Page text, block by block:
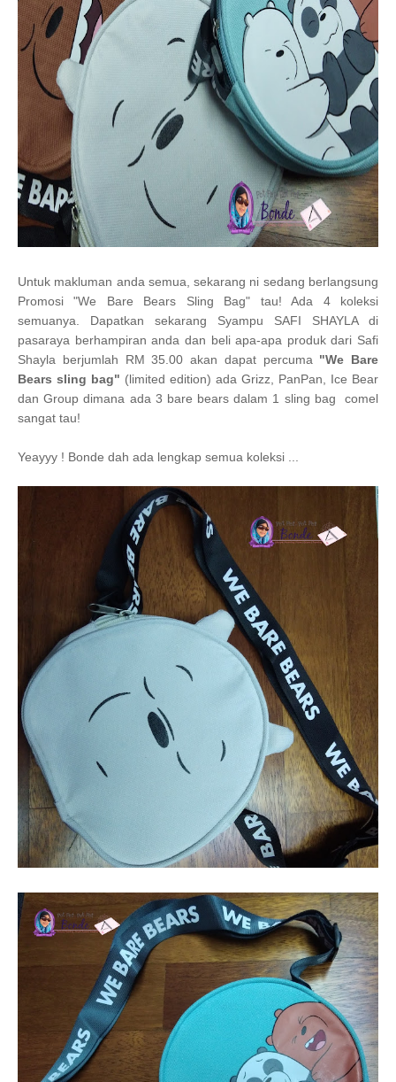
Untuk makluman anda semua, sekarang ni sedang berlangsung
Promosi "We Bare Bears Sling Bag" tau! Ada 4 koleksi
semuanya. Dapatkan sekarang Syampu SAFI SHAYLA di
pasaraya berhampiran anda dan beli apa-apa produk dari Safi
Shayla berjumlah RM 35.00 akan dapat percuma "We Bare
Bears sling bag" (limited edition) ada Grizz, PanPan, Ice Bear
dan Group dimana ada 3 bare bears dalam 1 sling bag comel
sangat tau!
Yeayyy ! Bonde dah ada lengkap semua koleksi ...